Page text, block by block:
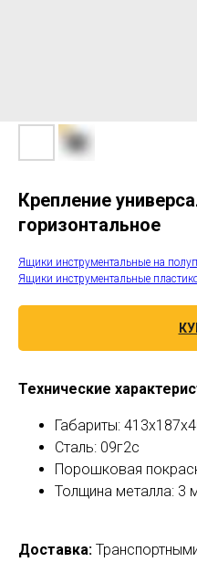
Крепление
горизонтальное
Ящики инструментальные на
Ящики инструментальные
Технические
Габариты:
Сталь: 09г2с
Порошковая
Толщина металла: 3
Доставка: